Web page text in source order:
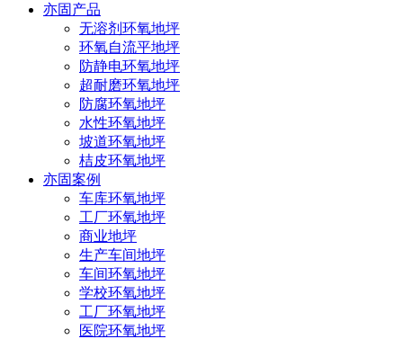
亦固产品
无溶剂环氧地坪
环氧自流平地坪
防静电环氧地坪
超耐磨环氧地坪
防腐环氧地坪
水性环氧地坪
坡道环氧地坪
桔皮环氧地坪
亦固案例
车库环氧地坪
工厂环氧地坪
商业地坪
生产车间地坪
车间环氧地坪
学校环氧地坪
工厂环氧地坪
医院环氧地坪